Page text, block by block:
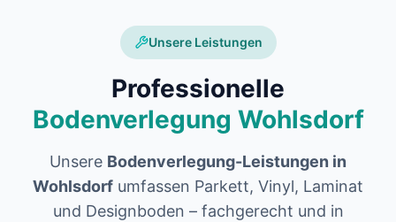
Unsere Leistungen
Professionelle
Bodenverlegung Wohlsdorf
Unsere Bodenverlegung-Leistungen in
Wohlsdorf umfassen Parkett, Vinyl, Laminat
und Designboden – fachgerecht und in